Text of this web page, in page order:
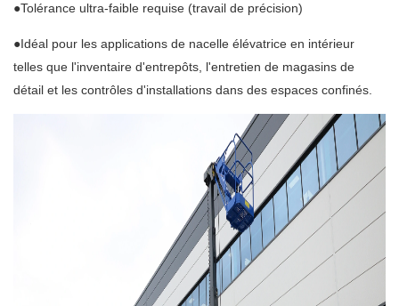
●Tolérance ultra-faible requise (travail de précision)
●Idéal pour les applications de nacelle élévatrice en intérieur
telles que l'inventaire d'entrepôts, l'entretien de magasins de
détail et les contrôles d'installations dans des espaces confinés.